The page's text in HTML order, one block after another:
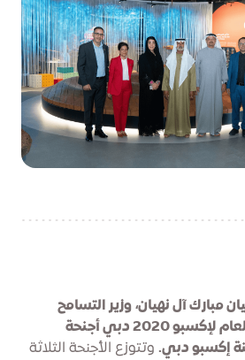
مبارك آل نهيان، وزير التسامح
والتعايش والمفوض العام لإكسبو 2020 دبي أجنحة
إكسبو دبي. وتتوزع الأجنحة الثلاثة